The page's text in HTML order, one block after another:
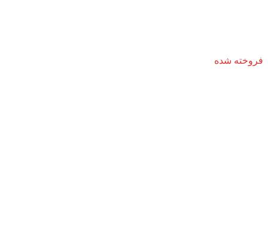
فروخته شده